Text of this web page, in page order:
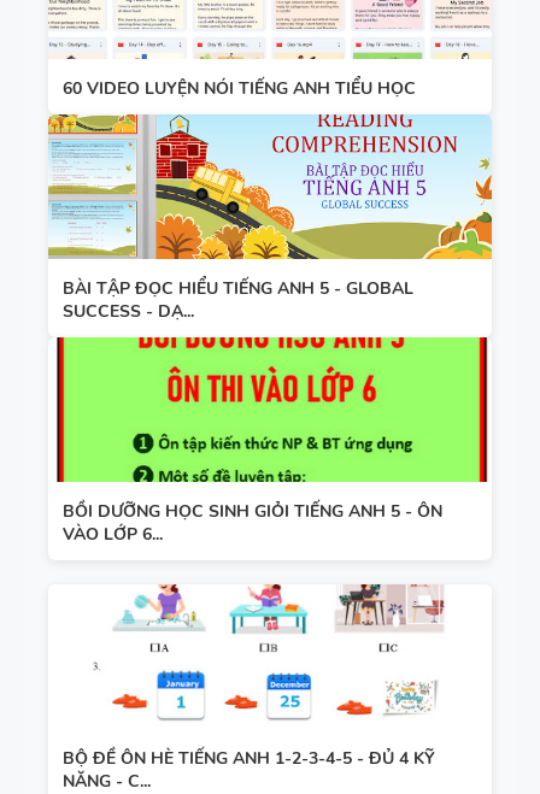
60 VIDEO LUYỆN NÓI TIẾNG ANH TIỂU HỌC
BÀI TẬP ĐỌC HIỂU TIẾNG ANH 5 - GLOBAL
SUCCESS - DẠ...
BỒI DƯỠNG HỌC SINH GIỎI TIẾNG ANH 5 - ÔN
VÀO LỚP 6...
BỘ ĐỀ ÔN HÈ TIẾNG ANH 1-2-3-4-5 - ĐỦ 4 KỸ
NĂNG - C...